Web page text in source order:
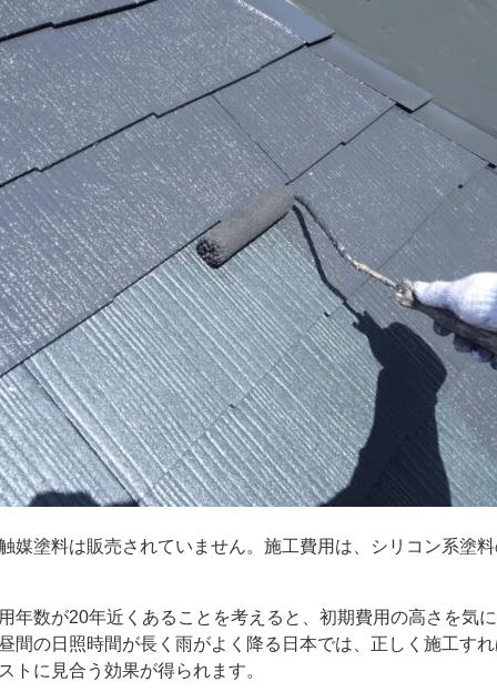
塗料は販売されていません。施工費用は、シリコン系塗
数が20年近くあることを考えると、初期費用の高さを気
間の日照時間が長く雨がよく降る日本では、正しく施工す
トに見合う効果が得られます。